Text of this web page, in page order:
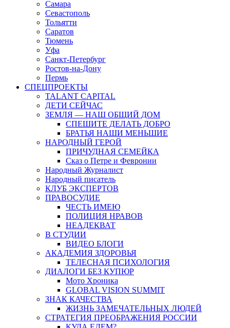
Самара
Севастополь
Тольятти
Саратов
Тюмень
Уфа
Санкт-Петербург
Ростов-на-Дону
Пермь
СПЕЦПРОЕКТЫ
TALANT CAPITAL
ДЕТИ СЕЙЧАС
ЗЕМЛЯ — НАШ ОБЩИЙ ДОМ
СПЕШИТЕ ДЕЛАТЬ ДОБРО
БРАТЬЯ НАШИ МЕНЬШИЕ
НАРОДНЫЙ ГЕРОЙ
ПРИЧУДНАЯ СЕМЕЙКА
Сказ о Петре и Февронии
Народный Журналист
Народный писатель
КЛУБ ЭКСПЕРТОВ
ПРАВОСУДИЕ
ЧЕСТЬ ИМЕЮ
ПОЛИЦИЯ НРАВОВ
НЕАДЕКВАТ
В СТУДИИ
ВИДЕО БЛОГИ
АКАДЕМИЯ ЗДОРОВЬЯ
ТЕЛЕСНАЯ ПСИХОЛОГИЯ
ДИАЛОГИ БЕЗ КУПЮР
Мото Хроника
GLOBAL VISION SUMMIT
ЗНАК КАЧЕСТВА
ЖИЗНЬ ЗАМЕЧАТЕЛЬНЫХ ЛЮДЕЙ
СТРАТЕГИЯ ПРЕОБРАЖЕНИЯ РОССИИ